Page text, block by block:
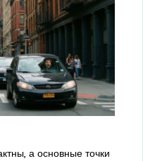
а основные точки